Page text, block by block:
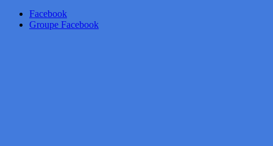
Facebook
Groupe Facebook